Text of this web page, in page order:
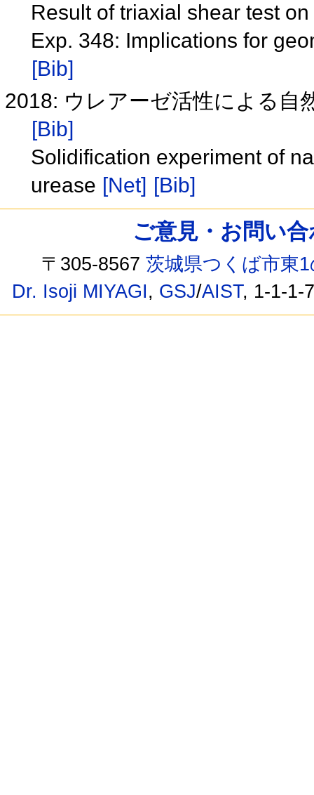
Result of triaxial shear test
Exp. 348: Implications for
[Bib]
2018: ウレアーゼ活性による自
[Bib]
Solidification experiment of
urease [Net] [Bib]
ご意見・お問い
〒305-8567茨城県つくば市東
Dr. Isoji MIYAGI, GSJ/AIST, 1-1-1-